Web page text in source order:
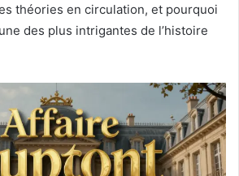
théories en circulation, et pourquoi
des plus intrigantes de l’histoire